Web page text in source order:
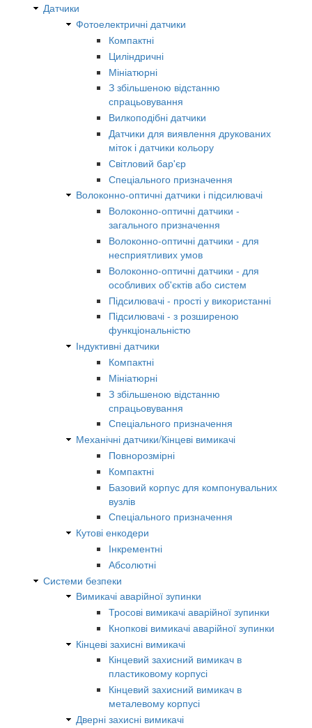
Датчики
Фотоелектричні датчики
Компактні
Циліндричні
Мініатюрні
З збільшеною відстанню
спрацьовування
Вилкоподібні датчики
Датчики для виявлення друкованих
міток і датчики кольору
Світловий бар'єр
Спеціального призначення
Волоконно-оптичні датчики і підсилювачі
Волоконно-оптичні датчики -
загального призначення
Волоконно-оптичні датчики - для
несприятливих умов
Волоконно-оптичні датчики - для
особливих об'єктів або систем
Підсилювачі - прості у використанні
Підсилювачі - з розширеною
функціональністю
Індуктивні датчики
Компактні
Мініатюрні
З збільшеною відстанню
спрацьовування
Спеціального призначення
Механічні датчики/Кінцеві вимикачі
Повнорозмірні
Компактні
Базовий корпус для компонувальних
вузлів
Спеціального призначення
Кутові енкодери
Інкрементні
Абсолютні
Системи безпеки
Вимикачі аварійної зупинки
Тросові вимикачі аварійної зупинки
Кнопкові вимикачі аварійної зупинки
Кінцеві захисні вимикачі
Кінцевий захисний вимикач в
пластиковому корпусі
Кінцевий захисний вимикач в
металевому корпусі
Дверні захисні вимикачі